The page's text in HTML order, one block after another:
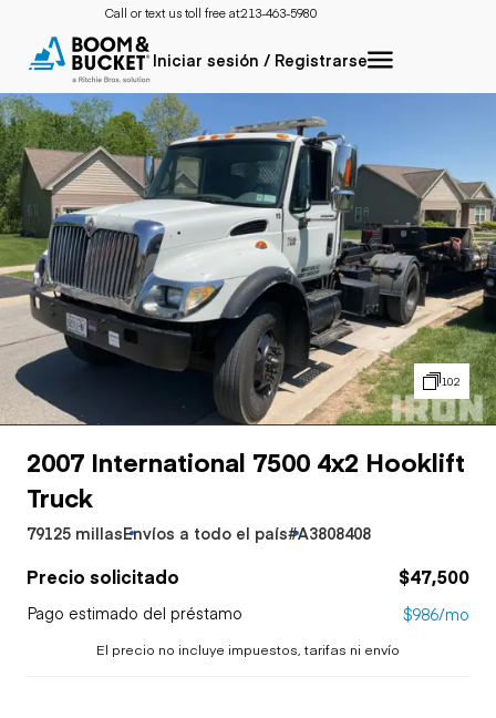
Call or text us toll free at:213-463-5980
Iniciar sesión / Registrarse
102
2007 International 7500 4x2 Hooklift
Truck
79125 millasEnvíos a todo el país#A3808408
Precio solicitado $47,500
Pago estimado del préstamo $986/mo
El precio no incluye impuestos, tarifas ni envío